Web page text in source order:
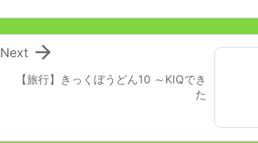
【旅行】きっくぼうどん10 ～KIQでき
た

Next